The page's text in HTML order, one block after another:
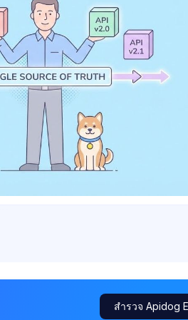
สำรวจ Apidog